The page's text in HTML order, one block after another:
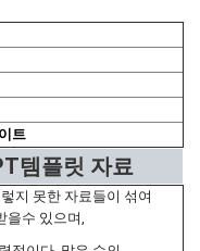
트
템플릿 자료
지 못한 자료들이 섞여
수 있으며,